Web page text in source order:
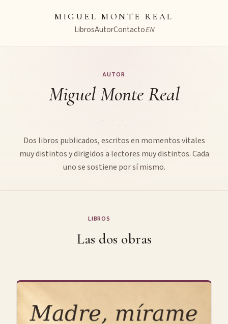
MIGUEL MONTE REAL
LibrosAutorContactoEN
AUTOR
Miguel Monte Real
· · ·
Dos libros publicados, escritos en momentos vitales
muy distintos y dirigidos a lectores muy distintos. Cada
uno se sostiene por sí mismo.
LIBROS
Las dos obras